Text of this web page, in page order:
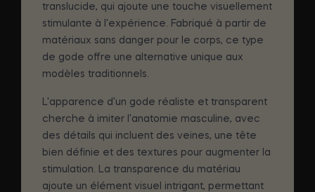
translucide, qui ajoute une touche visuellement
stimulante à l'expérience. Fabriqué à partir de
matériaux sans danger pour le corps, ce type
de gode offre une alternative unique aux
modèles traditionnels.
L'apparence d'un gode réaliste et transparent
cherche à imiter l'anatomie masculine, avec
des détails qui incluent des veines, une tête
bien définie et des textures pour augmenter la
stimulation. La transparence du matériau
ajoute un élément visuel intrigant, permettant